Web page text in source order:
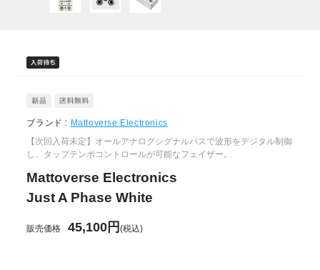
ブランド : Mattoverse Electronics
【次回入荷未定】オールアナログシグナルパスで波形をデジタル制御
し、タップテンポコントロールが可能なフェイザー。
Mattoverse Electronics
Just A Phase White
販売価格 45,100円(税込)